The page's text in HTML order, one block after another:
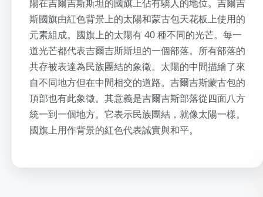
陽在吉爾吉斯斯坦的國旗上佔有驕人的地位。吉爾吉
斯國旗由紅色背景上的太陽和蒙古包天花板上使用的
元素組成。國旗上的太陽有 40 種不同的光芒。每一
道光芒都代表吉爾吉斯斯坦的一個部落。所有部落的
共存被表達為民族團結的象徵。太陽的中間描繪了來
自不同地方但在中間相交的道路。吉爾吉斯蒙古包的
頂部也有此象徵。其意義是吉爾吉斯部落從四面八方
統一到一個地方。它表示民族團結，就像太陽一樣。
國旗上用作背景的紅色代表誠實與和平。